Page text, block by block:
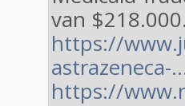
van
https://
astrazeneca-
https://